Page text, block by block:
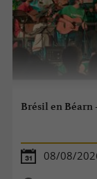
Brésil en Béarn
08/08/